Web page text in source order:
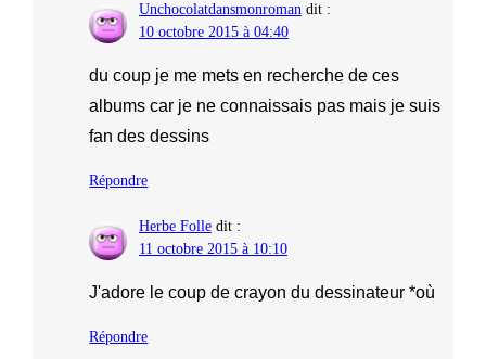
Unchocolatdansmonroman dit :
10 octobre 2015 à 04:40
du coup je me mets en recherche de ces
albums car je ne connaissais pas mais je suis
fan des dessins
Répondre
Herbe Folle dit :
11 octobre 2015 à 10:10
J'adore le coup de crayon du dessinateur *où
Répondre